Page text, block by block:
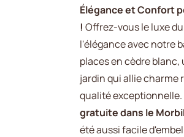
Élégance et Confort
! Offrez-vous le luxe
l'élégance avec notre
places en cèdre blanc,
jardin qui allie charme
qualité exceptionnelle.
gratuite dans le
été aussi facile